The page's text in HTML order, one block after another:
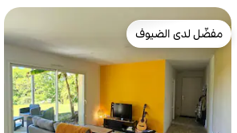
مفضّل لدى الضيوف
مفضّل لدى الضيوف